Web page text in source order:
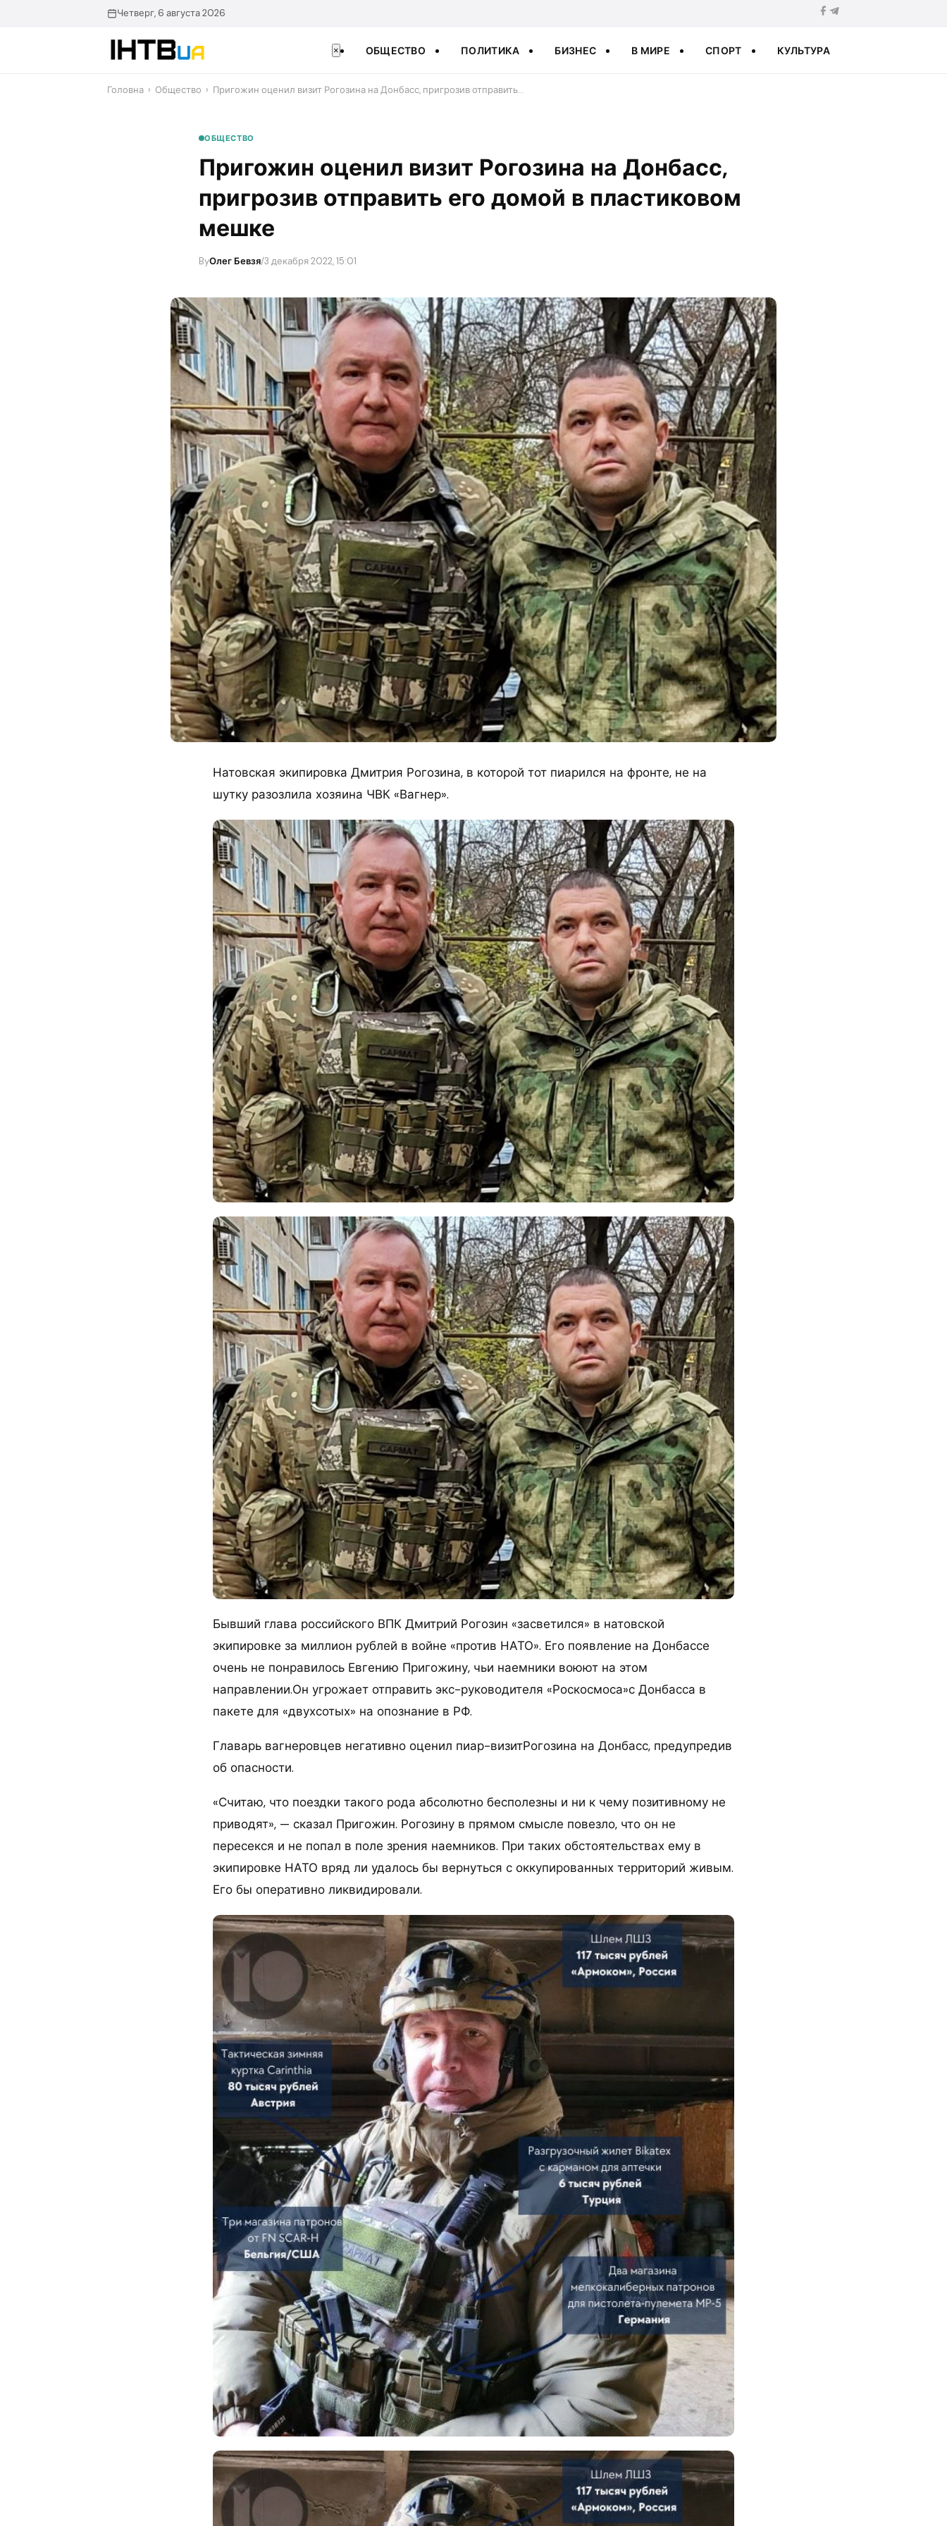
Четверг, 6 августа 2026
× ОБЩЕСТВО ПОЛИТИКА БИЗНЕС В МИРЕ СПОРТ КУЛЬТУРА
Головна › Общество › ​Пригожин оценил визит Рогозина на Донбасс, пригрозив отправить…
ОБЩЕСТВО
​Пригожин оценил визит Рогозина на Донбасс,
пригрозив отправить его домой в пластиковом
мешке
ByОлег Бевзя/3 декабря 2022, 15:01
Натовская экипировка Дмитрия Рогозина, в которой тот пиарился на фронте, не на
шутку разозлила хозяина ЧВК «Вагнер».
Бывший глава российского ВПК Дмитрий Рогозин «засветился» в натовской
экипировке за миллион рублей в войне «против НАТО». Его появление на Донбассе
очень не понравилось Евгению Пригожину, чьи наемники воюют на этом
направлении.Он угрожает отправить экс-руководителя «Роскосмоса»с Донбасса в
пакете для «двухсотых» на опознание в РФ.
Главарь вагнеровцев негативно оценил пиар-визитРогозина на Донбасс, предупредив
об опасности.
«Считаю, что поездки такого рода абсолютно бесполезны и ни к чему позитивному не
приводят», — сказал Пригожин. Рогозину в прямом смысле повезло, что он не
пересекся и не попал в поле зрения наемников. При таких обстоятельствах ему в
экипировке НАТО вряд ли удалось бы вернуться с оккупированных территорий живым.
Его бы оперативно ликвидировали.